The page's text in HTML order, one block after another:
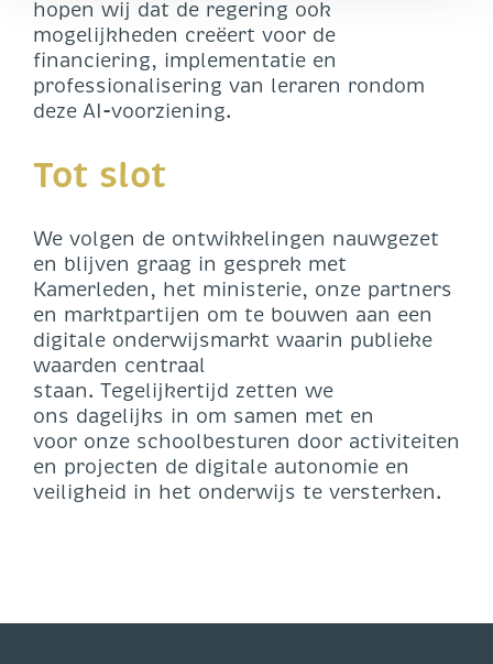
hopen wij dat de regering ook
mogelijkheden creëert voor de
financiering, implementatie en
professionalisering van leraren rondom
deze AI-voorziening.
Tot slot
We volgen de ontwikkelingen nauwgezet
en blijven graag in gesprek met
Kamerleden, het ministerie, onze partners
en marktpartijen om te bouwen aan een
digitale onderwijsmarkt waarin publieke
waarden centraal
staan. Tegelijkertijd zetten we
ons dagelijks in om samen met en
voor onze schoolbesturen door activiteiten
en projecten de digitale autonomie en
veiligheid in het onderwijs te versterken.